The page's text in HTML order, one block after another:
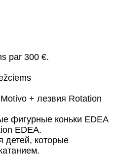
par 300 €.
+ лезвия Rotation
фигурные коньки EDEA
EDEA.
детей, которые